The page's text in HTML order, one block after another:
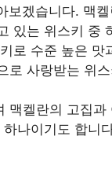
겠습니다. 맥
있는 위스키 중
로 수준 높은
로 사랑받는 위
맥켈란의 고집
나이기도 합니